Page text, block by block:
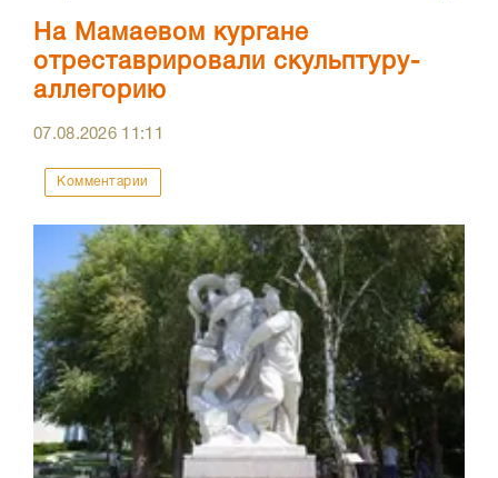
На Мамаевом кургане
отреставрировали скульптуру-
аллегорию
07.08.2026 11:11
Комментарии